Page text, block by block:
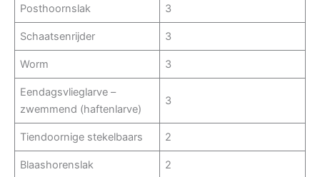
Posthoornslak 3
Schaatsenrijder 3
Worm 3
Eendagsvlieglarve –
zwemmend (haftenlarve)
3
Tiendoornige stekelbaars 2
Blaashorenslak 2